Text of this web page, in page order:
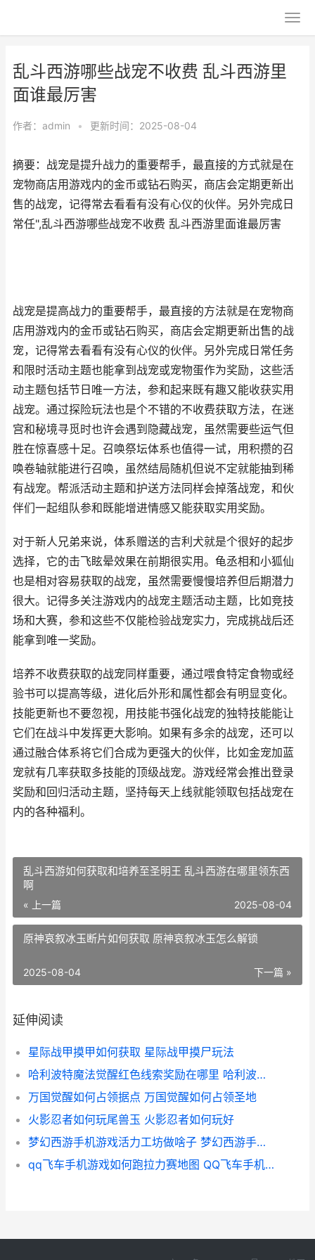
乱斗西游哪些战宠不收费 乱斗西游里
面谁最厉害
作者： admin • 更新时间：2025-08-04
摘要：战宠是提升战力的重要帮手，最直接的方式就是在
宠物商店用游戏内的金币或钻石购买，商店会定期更新出
售的战宠，记得常去看看有没有心仪的伙伴。另外完成日
常任",乱斗西游哪些战宠不收费 乱斗西游里面谁最厉害
战宠是提高战力的重要帮手，最直接的方法就是在宠物商
店用游戏内的金币或钻石购买，商店会定期更新出售的战
宠，记得常去看看有没有心仪的伙伴。另外完成日常任务
和限时活动主题也能拿到战宠或宠物蛋作为奖励，这些活
动主题包括节日唯一方法，参和起来既有趣又能收获实用
战宠。通过探险玩法也是个不错的不收费获取方法，在迷
宫和秘境寻觅时也许会遇到隐藏战宠，虽然需要些运气但
胜在惊喜感十足。召唤祭坛体系也值得一试，用积攒的召
唤卷轴就能进行召唤，虽然结局随机但说不定就能抽到稀
有战宠。帮派活动主题和护送方法同样会掉落战宠，和伙
伴们一起组队参和既能增进情感又能获取实用奖励。
对于新人兄弟来说，体系赠送的吉利犬就是个很好的起步
选择，它的击飞眩晕效果在前期很实用。龟丞相和小狐仙
也是相对容易获取的战宠，虽然需要慢慢培养但后期潜力
很大。记得多关注游戏内的战宠主题活动主题，比如竞技
场和大赛，参和这些不仅能检验战宠实力，完成挑战后还
能拿到唯一奖励。
培养不收费获取的战宠同样重要，通过喂食特定食物或经
验书可以提高等级，进化后外形和属性都会有明显变化。
技能更新也不要忽视，用技能书强化战宠的独特技能能让
它们在战斗中发挥更大影响。如果有多余的战宠，还可以
通过融合体系将它们合成为更强大的伙伴，比如金宠加蓝
宠就有几率获取多技能的顶级战宠。游戏经常会推出登录
奖励和回归活动主题，坚持每天上线就能领取包括战宠在
内的各种福利。
乱斗西游如何获取和培养至圣明王 乱斗西游在哪里领东西
啊
« 上一篇 2025-08-04
原神哀叙冰玉断片如何获取 原神哀叙冰玉怎么解锁
下一篇 »
2025-08-04
延伸阅读
星际战甲摸甲如何获取 星际战甲摸尸玩法
哈利波特魔法觉醒红色线索奖励在哪里 哈利波特魔法觉醒周年庆几月几号
万国觉醒如何占领据点 万国觉醒如何占领圣地
火影忍者如何玩尾兽玉 火影忍者如何玩好
梦幻西游手机游戏活力工坊做啥子 梦幻西游手机游戏
qq飞车手机游戏如何跑拉力赛地图 QQ飞车手机游戏不显示头脸